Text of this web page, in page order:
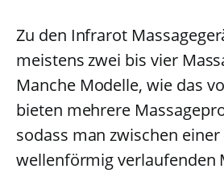
Zu den Infrarot
meistens zwei bis vier
Manche Modelle, wie das
bieten mehrere
sodass man zwischen
wellenförmig verlaufenden